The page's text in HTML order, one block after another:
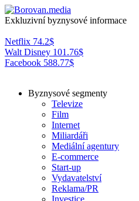
Exkluzivní byznysové informace
Netflix 74.2$
Walt Disney 101.76$
Facebook 588.77$
Byznysové segmenty
Televize
Film
Internet
Miliardáři
Mediální agentury
E-commerce
Start-up
Vydavatelství
Reklama/PR
Investice